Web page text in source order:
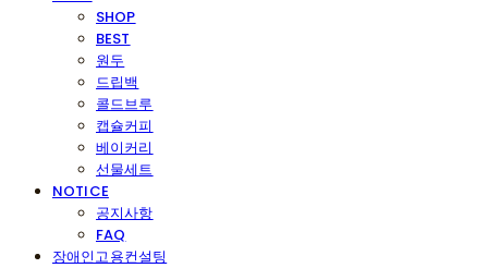
SHOP
BEST
원두
드립백
콜드브루
캡슐커피
베이커리
선물세트
NOTICE
공지사항
FAQ
장애인고용컨설팅